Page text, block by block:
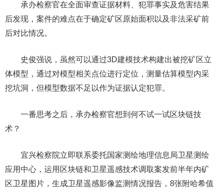
承办检察官在全面审查证据材料、犯罪事实及危害结果
后发现，案件的难点在于确定矿区原始面积以及非法采矿前
后对比情况。
史俊强说，虽然可以通过3D建模技术构建出被挖矿区立
体模型，通过对模型相关点位进行定位，测量估算模型内采
挖坑洞，但模型数据不足以作为证据认定犯罪。
一番思考之后，承办检察官想到何不试一试区块链技
术？
宜兴检察院立即联系委托国家测绘地理信息局卫星测绘
应用中心，运用区块链和卫星遥感技术调取案发前半年内矿
区卫星图片，生成卫星遥感影像监测情况报告，8张附哈希值